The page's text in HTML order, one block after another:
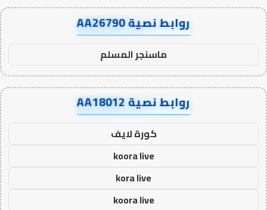
روابط نصية AA26790
ماسنجر المسلم
روابط نصية AA18012
كورة لايف
koora live
kora live
koora live